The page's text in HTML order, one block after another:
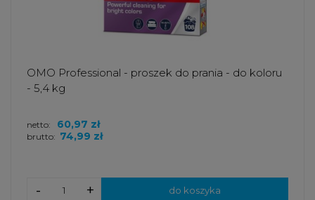
OMO Professional - proszek do prania - do koloru
- 5,4 kg
brutto: 74,99 zł
netto: 60,97 zł
+
- do koszyka